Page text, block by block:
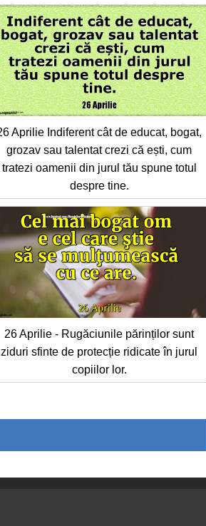
Aprilie Indiferent cât de educat, bogat,
grozav sau talentat crezi că ești, cum
tratezi oamenii din jurul tău spune totul
despre tine.
26 Aprilie - Rugăciunile părinților sunt
ziduri sfinte de protecție ridicate în jurul
copiilor lor.